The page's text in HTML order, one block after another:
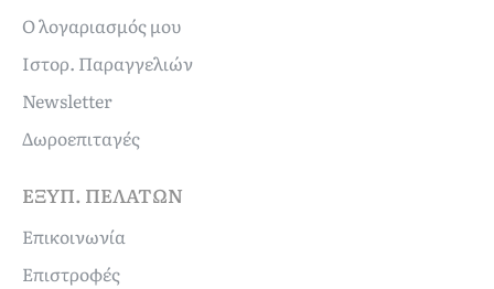
Ο λογαριασμός μου
Ιστορ. Παραγγελιών
Newsletter
Δωροεπιταγές
ΕΞΥΠ. ΠΕΛΑΤΏΝ
Επικοινωνία
Επιστροφές